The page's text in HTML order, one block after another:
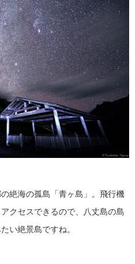
絶海の孤島「青ヶ島」。飛行機
クセスできるので、八丈島の島
い絶景島ですね。